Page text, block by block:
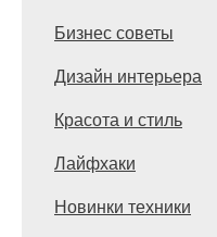
Бизнес советы
Дизайн интерьера
Красота и стиль
Лайфхаки
Новинки техники